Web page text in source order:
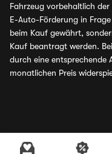
Fahrzeug vorbehaltlich
E-Auto-Förderung in
beim Kauf gewährt,
Kauf beantragt werden.
durch eine entsprechende
monatlichen Preis